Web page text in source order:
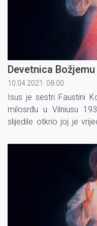
Devetnica
10.04.2021. 08:00
Isus je sestri Faustini
milosrđu u Vilniusu
slijedile otkrio joj je